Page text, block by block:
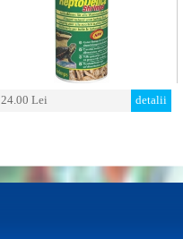
24.00 Lei detalii